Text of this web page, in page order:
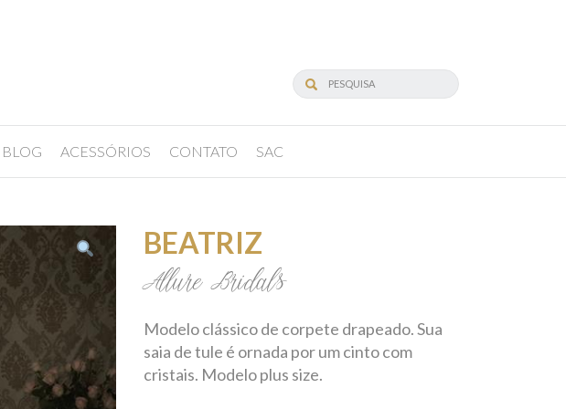
BLOG ACESSÓRIOS CONTATO SAC
BEATRIZ
Allure Bridals
Modelo clássico de corpete drapeado. Sua
saia de tule é ornada por um cinto com
cristais. Modelo plus size.